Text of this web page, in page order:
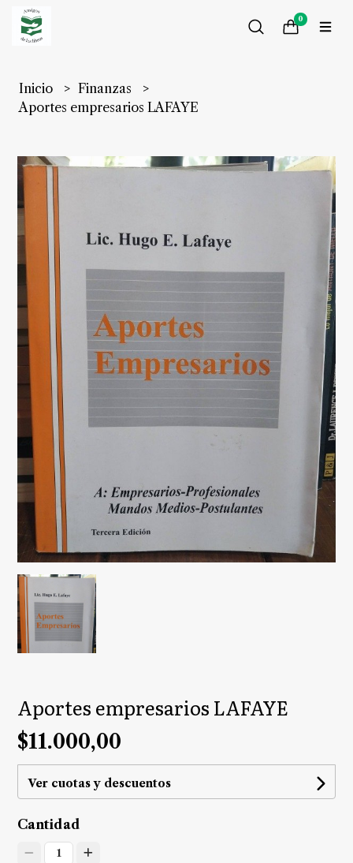
0
Inicio
Finanzas
Aportes empresarios LAFAYE
Aportes empresarios LAFAYE
$11.000,00
Ver cuotas y descuentos
Cantidad
1